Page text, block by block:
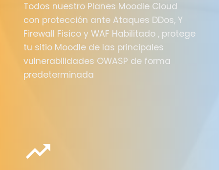
Todos nuestro Planes Moodle Cloud
con protección ante Ataques DDos, Y
Firewall Fisico y WAF Habilitado , protege
tu sitio Moodle de las principales
vulnerabilidades OWASP de forma
predeterminada